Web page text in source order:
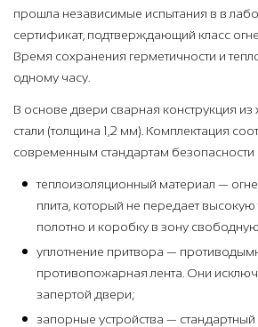
прошла независимые испытания в в
сертификат, подтверждающий класс
Время сохранения герметичности и
одному часу.
В основе двери сварная конструкция из
стали (толщина 1,2 мм). Комплектация
современным стандартам безопасности
теплоизоляционный материал —
плита, который не передает
полотно и коробку в зону
уплотнение притвора —
противопожарная лента. Они
запертой двери;
запорные устройства — стандартный